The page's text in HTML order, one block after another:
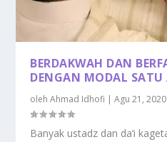
BERDAKWAH DAN
DENGAN MODAL SATU
olehAhmad Idhofi |Agu 21, 2020
Banyak ustadz dan da’i